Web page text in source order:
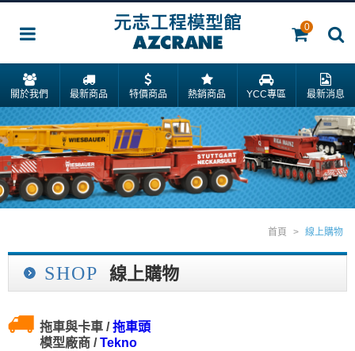
0
關於我們 最新商品 特價商品 熱銷商品 YCC專區 最新消息
SHOP 線上購物
首頁 > 線上購物
拖車與卡車 /拖車頭
模型廠商 /Tekno